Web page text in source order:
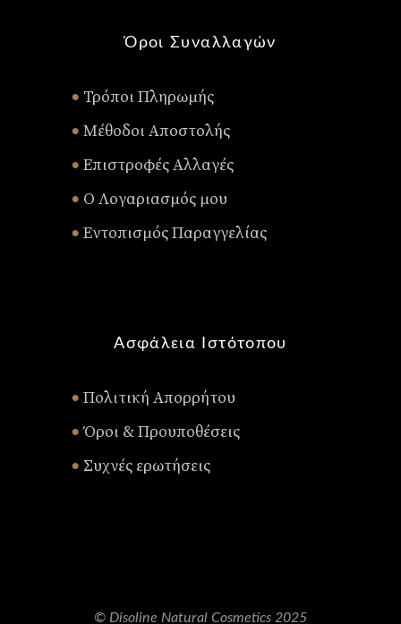
Όροι Συναλλαγών
• Τρόποι Πληρωμής
• Μέθοδοι Αποστολής
• Επιστροφές Αλλαγές
• Ο Λογαριασμός μου
• Εντοπισμός Παραγγελίας
Ασφάλεια Ιστότοπου
• Πολιτική Απορρήτου
• Όροι & Προυποθέσεις
• Συχνές ερωτήσεις
© Disoline Natural Cosmetics 2025